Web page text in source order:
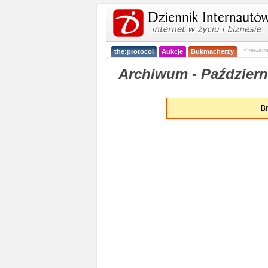
the:protocol Aukcje Bukmacherzy <
Archiwum -